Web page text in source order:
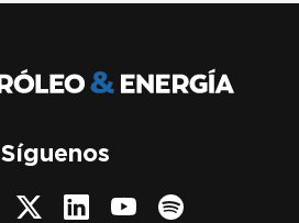
Síguenos